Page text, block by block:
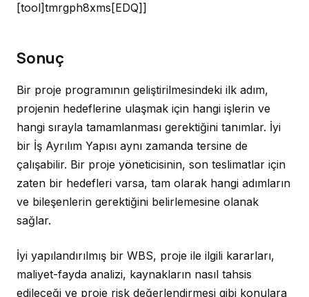
[tool]tmrgph8xms[EDQ]]
Sonuç
Bir proje programının geliştirilmesindeki ilk adım,
projenin hedeflerine ulaşmak için hangi işlerin ve
hangi sırayla tamamlanması gerektiğini tanımlar. İyi
bir İş Ayrılım Yapısı aynı zamanda tersine de
çalışabilir. Bir proje yöneticisinin, son teslimatlar için
zaten bir hedefleri varsa, tam olarak hangi adımların
ve bileşenlerin gerektiğini belirlemesine olanak
sağlar.
İyi yapılandırılmış bir WBS, proje ile ilgili kararları,
maliyet-fayda analizi, kaynakların nasıl tahsis
edileceği ve proje risk değerlendirmesi gibi konulara